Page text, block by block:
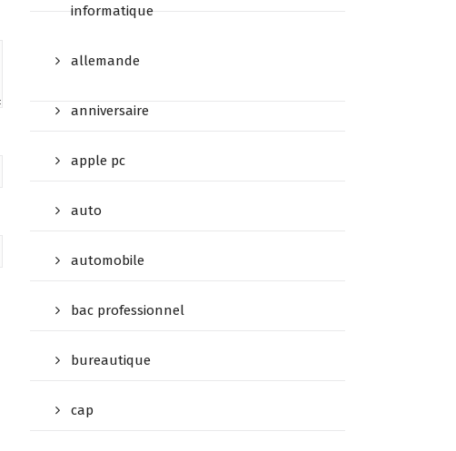
informatique
allemande
anniversaire
apple pc
auto
automobile
bac professionnel
bureautique
cap